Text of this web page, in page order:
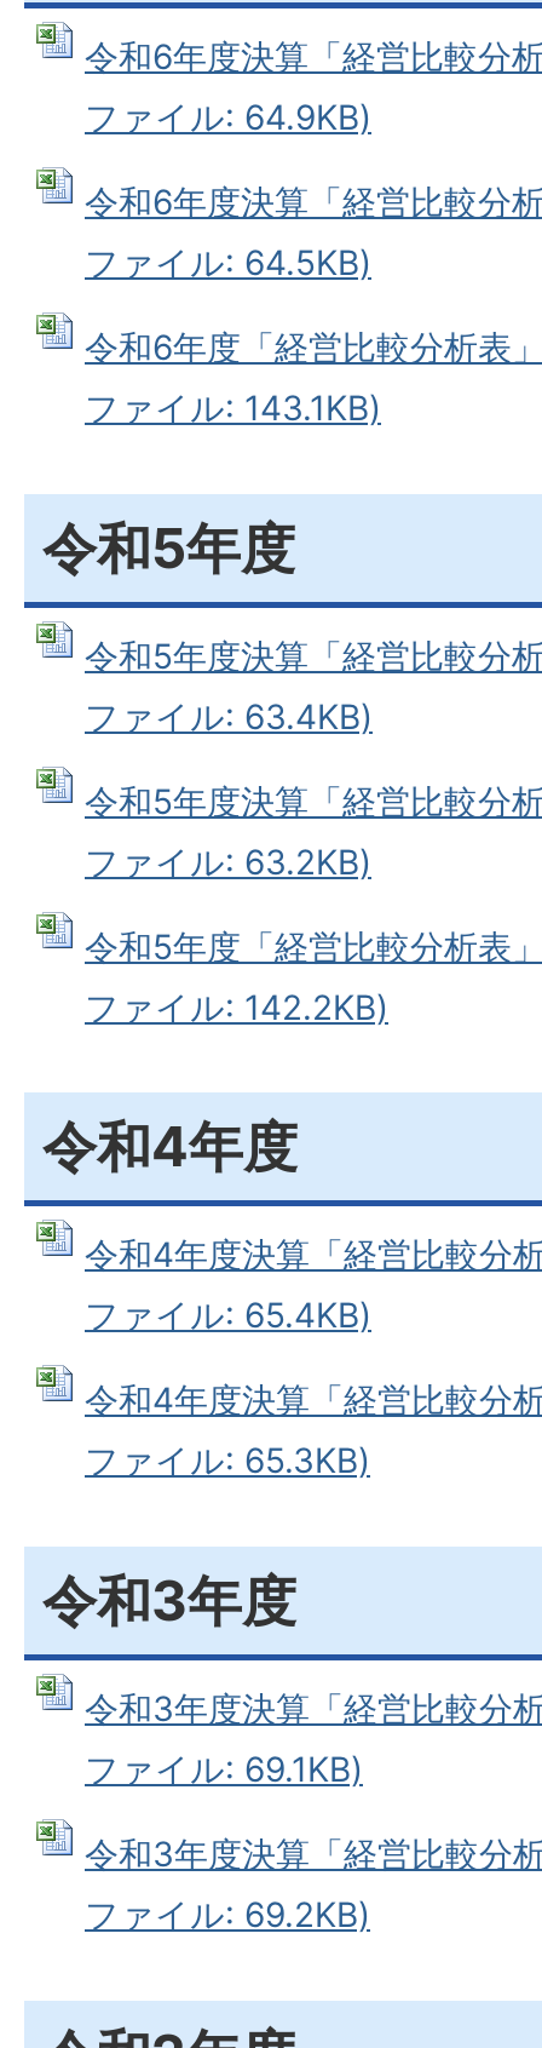
令和6年度決算「経営比較分
ファイル: 64.9KB)
令和6年度決算「経営比較分
ファイル: 64.5KB)
令和6年度「経営比較分析表
ファイル: 143.1KB)
令和5年度
令和5年度決算「経営比較分
ファイル: 63.4KB)
令和5年度決算「経営比較分
ファイル: 63.2KB)
令和5年度「経営比較分析表
ファイル: 142.2KB)
令和4年度
令和4年度決算「経営比較分
ファイル: 65.4KB)
令和4年度決算「経営比較分
ファイル: 65.3KB)
令和3年度
令和3年度決算「経営比較分
ファイル: 69.1KB)
令和3年度決算「経営比較分
ファイル: 69.2KB)